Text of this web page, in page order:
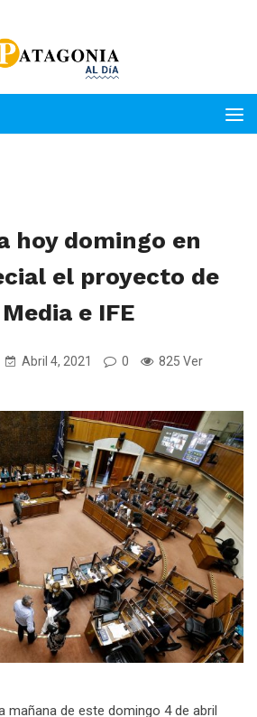
hoy domingo en
el proyecto de
e IFE
Abril 4, 2021 0 825 Ver
mañana de este domingo 4 de abril